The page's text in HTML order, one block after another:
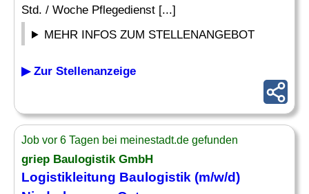
Std. / Woche Pflegedienst [...]
MEHR INFOS ZUM STELLENANGEBOT
▶ Zur Stellenanzeige
Job vor 6 Tagen bei meinestadt.de gefunden
griep Baulogistik GmbH
Logistikleitung Baulogistik (m/w/d)